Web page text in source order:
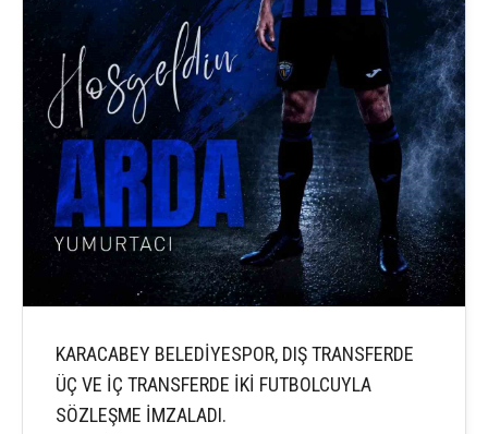
KARACABEY BELEDİYESPOR, DIŞ TRANSFERDE
ÜÇ VE İÇ TRANSFERDE İKİ FUTBOLCUYLA
SÖZLEŞME İMZALADI.